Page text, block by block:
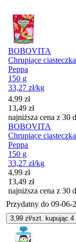
BOBOVITA
Chrupiące
Peppa
150 g
33,27 zł/kg
Cena promocyjna
4,99 zł
13,49 zł
najniższa cena z 30
BOBOVITA
Chrupiące
Peppa
150 g
33,27 zł/kg
Cena promocyjna
4,99 zł
13,49 zł
najniższa cena z 30
Przydatny do 09-06-
3,99 zł/szt. kupując 4